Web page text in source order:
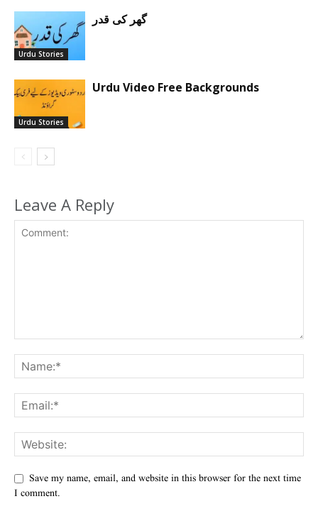
Urdu Stories
گھر کی قدر
Urdu Stories
Urdu Video Free Backgrounds
Leave A Reply
Save my name, email, and website in this browser for the next time
I comment.